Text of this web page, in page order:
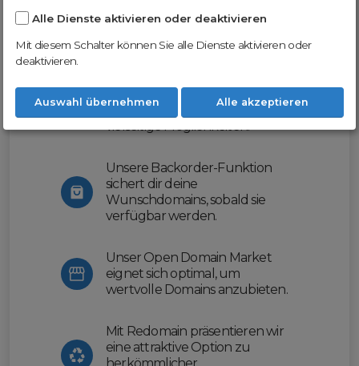
Nutze unsere Erfahrung und profitiere
erleichtern wir dir den
Domainhandel und bieten dir
vielseitige Möglichkeiten.
Unsere Backorder-Funktion
sichert dir deine
Wunschdomains, sobald sie
verfügbar werden.
Unser Open Domain Market
eignet sich optimal, um
wertvolle Domains anzubieten.
Mit Redomain präsentieren wir
eine attraktive Option zu
Alle Dienste aktivieren oder deaktivieren
Mit diesem Schalter können Sie alle Dienste aktivieren oder
deaktivieren.
Auswahl übernehmen Alle akzeptieren